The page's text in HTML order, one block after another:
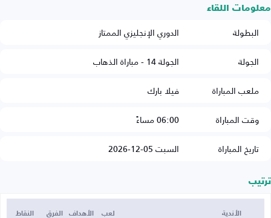
معلومات اللقاء
البطولة
الدوري الإنجليزي الممتاز
الجولة
الجولة 14 - مباراة الذهاب
ملعب المباراة
فيلا بارك
وقت المباراة
06:00 مساءً
تاريخ المباراة
السبت 05-12-2026
ترتيب
الأندية لعب الأهداف الفرق النقاط